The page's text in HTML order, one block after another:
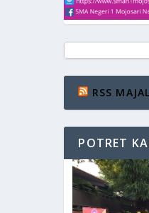
RSS
POTRET